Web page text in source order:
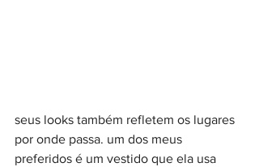
seus looks também refletem os lugares
por onde passa. um dos meus
preferidos é um vestido que ela usa